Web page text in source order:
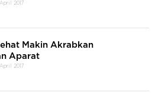
2017
Makin Akrabkan
Aparat
2017